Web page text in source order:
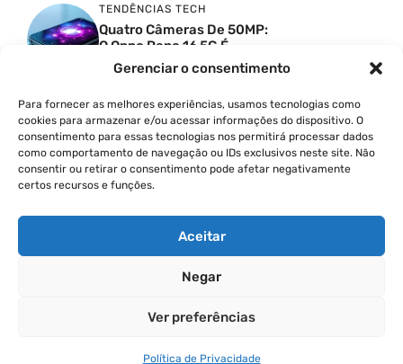
Gerenciar o consentimento
Para fornecer as melhores experiências, usamos tecnologias como
cookies para armazenar e/ou acessar informações do dispositivo. O
consentimento para essas tecnologias nos permitirá processar dados
como comportamento de navegação ou IDs exclusivos neste site. Não
consentir ou retirar o consentimento pode afetar negativamente
certos recursos e funções.
Aceitar
Negar
Ver preferências
Política de Privacidade
TENDÊNCIAS TECH
Quatro Câmeras De 50MP:
O Oppo Reno 16 5G É
Absurdo
Comparativo De
Especificações Entre O
Vivo X300 Ultra E O
Samsung Galaxy S26 Ultra
PRODUTIVIDADE DIGITAL
Como Criar Carrossel No
Instagram
POLÍTICA DE PRIVACIDADE